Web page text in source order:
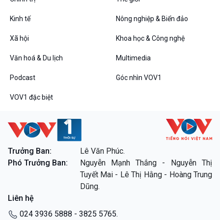
VOV1 đặc biệt
Chân dung cuộc sống
Các chương trình đặc biệt
Kinh tế Nông nghiệp & Biển đảo
Xã hội Khoa học & Công nghệ
Văn hoá & Du lịch Multimedia
Podcast Góc nhìn VOV1
VOV1 đặc biệt
Trưởng Ban:
Lê Văn Phúc.
Phó Trưởng Ban:
Nguyễn Mạnh Thắng - Nguyễn Thị
Tuyết Mai - Lê Thị Hằng - Hoàng Trung
Dũng.
Liên hệ
024 3936 5888 - 3825 5765.